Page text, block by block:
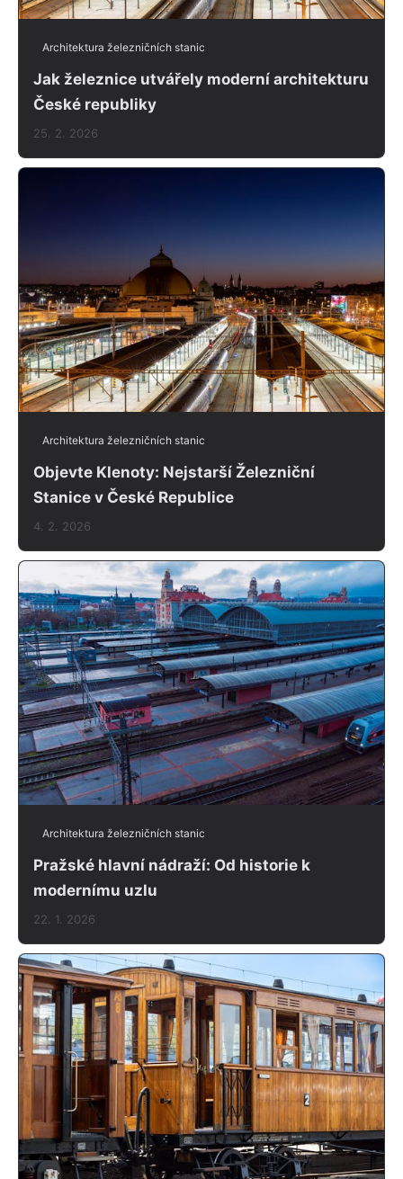
Architektura železničních stanic
Jak železnice utvářely moderní architekturu
České republiky
25. 2. 2026
Architektura železničních stanic
Objevte Klenoty: Nejstarší Železniční
Stanice v České Republice
4. 2. 2026
Architektura železničních stanic
Pražské hlavní nádraží: Od historie k
modernímu uzlu
22. 1. 2026